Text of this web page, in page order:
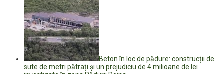
Beton în loc de pădure: construcții de
sute de metri pătrați și un prejudiciu de 4 milioane de lei